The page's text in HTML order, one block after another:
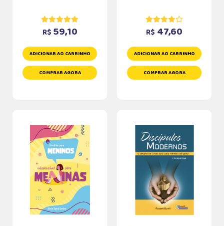
R$ 59,10
ADICIONAR AO CARRINHO
COMPRAR AGORA
R$ 47,60
ADICIONAR AO CARRINHO
COMPRAR AGORA